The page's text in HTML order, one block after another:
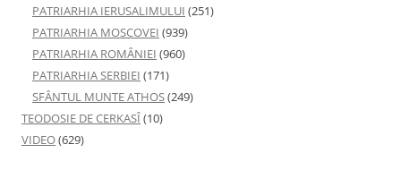
PATRIARHIA IERUSALIMULUI (251)
PATRIARHIA MOSCOVEI (939)
PATRIARHIA ROMÂNIEI (960)
PATRIARHIA SERBIEI (171)
SFÂNTUL MUNTE ATHOS(249)
TEODOSIE DE CERKASÎ(10)
VIDEO(629)